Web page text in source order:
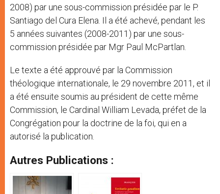
2008) par une sous-commission présidée par le P.
Santiago del Cura Elena. Il a été achevé, pendant les
5 années suivantes (2008-2011) par une sous-
commission présidée par Mgr Paul McPartlan.
Le texte a été approuvé par la Commission
théologique internationale, le 29 novembre 2011, et il
a été ensuite soumis au président de cette même
Commission, le Cardinal William Levada, préfet de la
Congrégation pour la doctrine de la foi, qui en a
autorisé la publication.
Autres Publications :